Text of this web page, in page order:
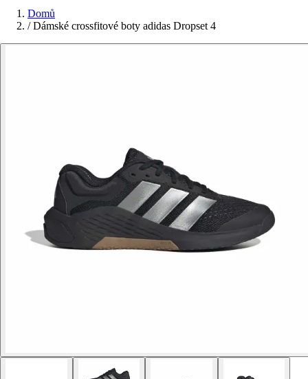
Domů
/ Dámské crossfitové boty adidas Dropset 4